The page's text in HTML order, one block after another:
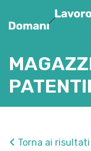
Torna ai risultati